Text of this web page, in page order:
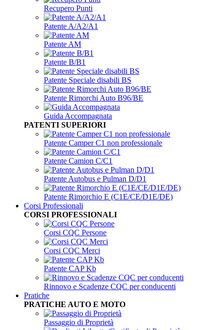
Recupero Punti
Patente A/A2/A1
Patente AM
Patente B/B1
Patente Speciale disabili BS
Patente Rimorchi Auto B96/BE
Guida Accompagnata
PATENTI SUPERIORI
Patente Camper C1 non professionale
Patente Camion C/C1
Patente Autobus e Pulman D/D1
Patente Rimorchio E (C1E/CE/D1E/DE)
Corsi Professionali
CORSI PROFESSIONALI
Corsi CQC Persone
Corsi CQC Merci
Patente CAP Kb
Rinnovo e Scadenze CQC per conducenti
Pratiche
PRATICHE AUTO E MOTO
Passaggio di Proprietà